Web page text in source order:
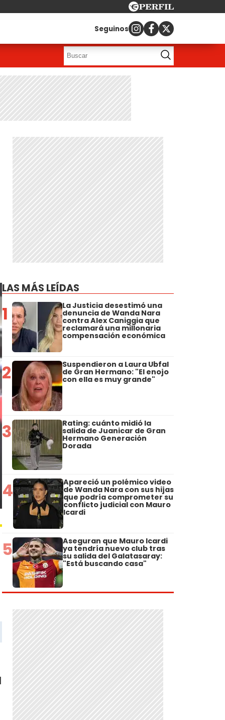
Seguinos
LAS MÁS LEÍDAS
1 La Justicia desestimó una
denuncia de Wanda Nara
contra Alex Caniggia que
reclamará una millonaria
compensación económica
2 Suspendieron a Laura Ubfal
de Gran Hermano: "El enojo
con ella es muy grande"
3 Rating: cuánto midió la
salida de Juanicar de Gran
Hermano Generación
Dorada
4 Apareció un polémico video
de Wanda Nara con sus hijas
que podría comprometer su
conflicto judicial con Mauro
Icardi
5 Aseguran que Mauro Icardi
ya tendría nuevo club tras
su salida del Galatasaray:
"Está buscando casa"